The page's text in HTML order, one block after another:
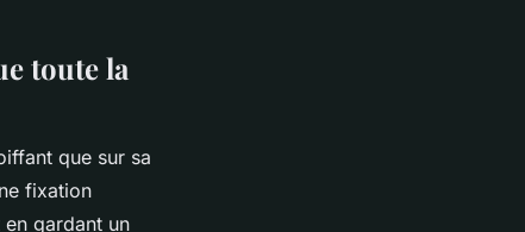
toute la
que sur sa
fixation
gardant un